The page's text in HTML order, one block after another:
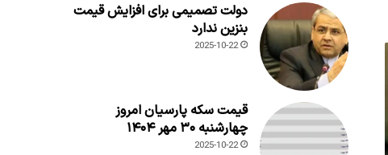
دولت تصمیمی برای افزایش قیمت
بنزین ندارد
2025-10-22
قیمت سکه پارسیان امروز
چهارشنبه ۳۰ مهر ۱۴۰۴
2025-10-22